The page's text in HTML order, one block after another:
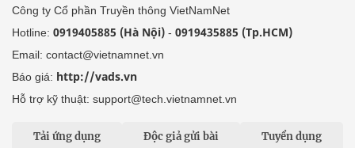
Công ty Cổ phần Truyền thông VietNamNet
Hotline: 0919405885 (Hà Nội) - 0919435885 (Tp.HCM)
Email: contact@vietnamnet.vn
Báo giá: http://vads.vn
Hỗ trợ kỹ thuật: support@tech.vietnamnet.vn
Tải ứng dụng Độc giả gửi bài Tuyển dụng